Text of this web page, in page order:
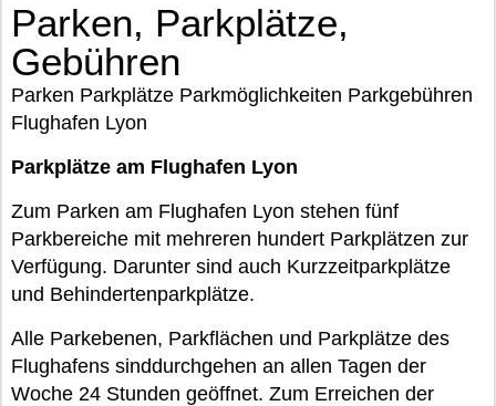
Parken, Parkplätze,
Gebühren
Parken Parkplätze Parkmöglichkeiten Parkgebühren
Flughafen Lyon
Parkplätze am Flughafen Lyon
Zum Parken am Flughafen Lyon stehen fünf
Parkbereiche mit mehreren hundert Parkplätzen zur
Verfügung. Darunter sind auch Kurzzeitparkplätze
und Behindertenparkplätze.
Alle Parkebenen, Parkflächen und Parkplätze des
Flughafens sinddurchgehen an allen Tagen der
Woche 24 Stunden geöffnet. Zum Erreichen der